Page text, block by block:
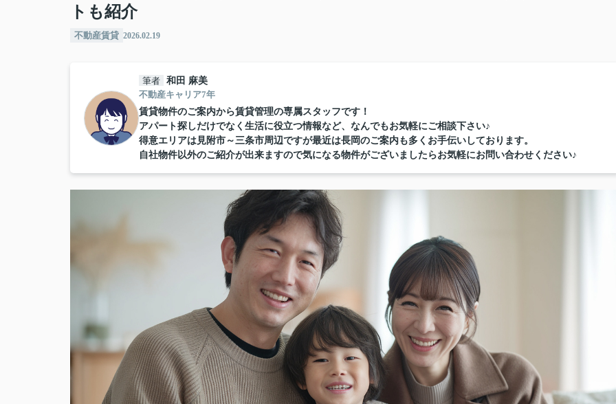
トも紹介
不動産賃貸 2026.02.19
筆者 和田 麻美
不動産キャリア7年
賃貸物件のご案内から賃貸管理の専属スタッフです！
アパート探しだけでなく生活に役立つ情報など、なんでもお気軽にご相談下さい♪
得意エリアは見附市～三条市周辺ですが最近は長岡のご案内も多くお手伝いしております。
自社物件以外のご紹介が出来ますので気になる物件がございましたらお気軽にお問い合わせください♪